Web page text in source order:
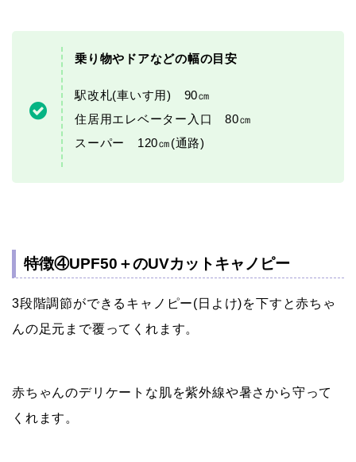
乗り物やドアなどの幅の目安
駅改札(車いす用) 90㎝
住居用エレベーター入口 80㎝
スーパー 120㎝(通路)
特徴④UPF50＋のUVカットキャノピー
3段階調節ができるキャノピー(日よけ)を下すと赤ちゃ
んの足元まで覆ってくれます。
赤ちゃんのデリケートな肌を紫外線や暑さから守って
くれます。